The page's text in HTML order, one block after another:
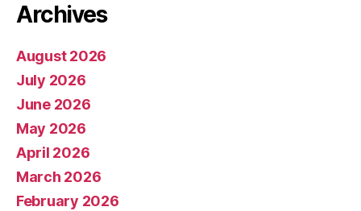
Archives
August 2026
July 2026
June 2026
May 2026
April 2026
March 2026
February 2026